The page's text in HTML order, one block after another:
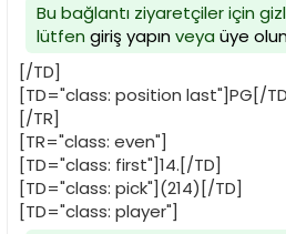
Bu bağlantı ziyaretçiler için
lütfen giriş yapınveya üye
[/TD]
[TD="class: position last"]PG[/
[/TR]
[TR="class: even"]
[TD="class: first"]14.[/TD]
[TD="class: pick"](214)[/TD]
[TD="class: player"]